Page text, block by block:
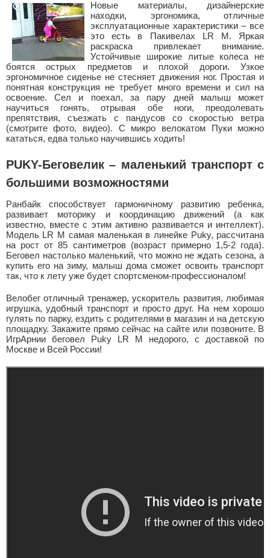
Новые материалы, дизайнерские
находки, эргономика, отличные
эксплуатационные характеристики – все
это есть в Пакивелах LR M. Яркая
раскраска привлекает внимание.
Устойчивые широкие литые колеса не
боятся острых предметов и плохой дороги. Узкое
эргономичное сиденье не стесняет движения ног. Простая и
понятная конструкция не требует много времени и сил на
освоение. Сел и поехал, за пару дней малыш может
научиться гонять, отрывая обе ноги, преодолевать
препятствия, съезжать с пандусов со скоростью ветра
(смотрите фото, видео). С микро велокатом Пуки можно
кататься, едва только научившись ходить!
PUKY-Беговелик – маленький транспорт с
большими возможностями
Ранбайк способствует гармоничному развитию ребенка,
развивает моторику и координацию движений (а как
известно, вместе с этим активно развивается и интеллект).
Модель LR M самая маленькая в линейке Puky, рассчитана
на рост от 85 сантиметров (возраст примерно 1,5-2 года).
Беговел настолько маленький, что можно не ждать сезона, а
купить его на зиму, малыш дома сможет освоить транспорт
так, что к лету уже будет спортсменом-профессионалом!
Велобег отличный тренажер, ускоритель развития, любимая
игрушка, удобный транспорт и просто друг. На нем хорошо
гулять по парку, ездить с родителями в магазин и на детскую
площадку. Закажите прямо сейчас на сайте или позвоните. В
ИгрАрнии беговел Puky LR M недорого, с доставкой по
Москве и Всей России!